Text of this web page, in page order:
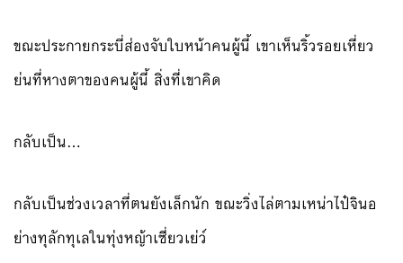
ขณะประกายกระบี่ส่องจับใบหน้าคนผู้นี้ เขาเห็นริ้วรอยเหี่ยว
ย่นที่หางตาของคนผู้นี้ สิ่งที่เขาคิด
กลับเป็น…
กลับเป็นช่วงเวลาที่ตนยังเล็กนัก ขณะวิ่งไล่ตามเหน่าไป๋จินอ
ย่างทุลักทุเลในทุ่งหญ้าเซี่ยวเย่ว์